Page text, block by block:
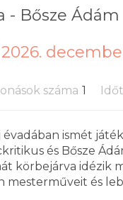
- Bősze Ádám
2026.
száma 1
ismét
és Bősze
körbejárva idézik
és